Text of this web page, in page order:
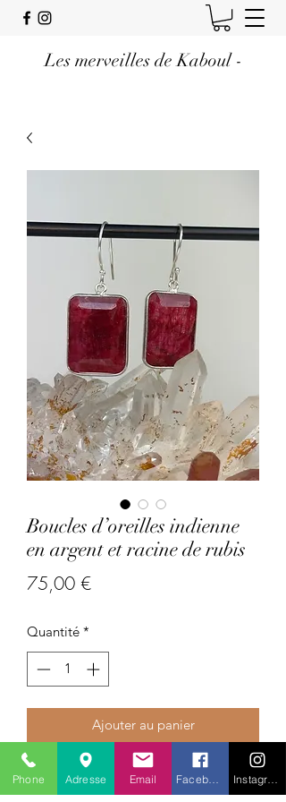
Les merveilles de Kaboul -
Boucles d’oreilles indienne
en argent et racine de rubis
75,00 €Prix
Quantité *
Ajouter au panier
Pays : Inde
Pierres précieuses/semi-précieuses :
Phone Adresse Email